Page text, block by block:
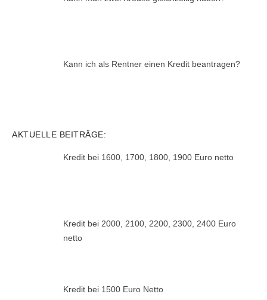
Kann ich als Rentner einen Kredit beantragen?
AKTUELLE BEITRÄGE:
Kredit bei 1600, 1700, 1800, 1900 Euro netto
Kredit bei 2000, 2100, 2200, 2300, 2400 Euro
netto
Kredit bei 1500 Euro Netto